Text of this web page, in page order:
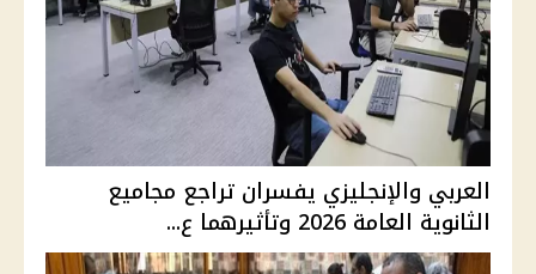
العربي والإنجليزي يفسران تراجع مجاميع
الثانوية العامة 2026 وتأثيرهما ع...